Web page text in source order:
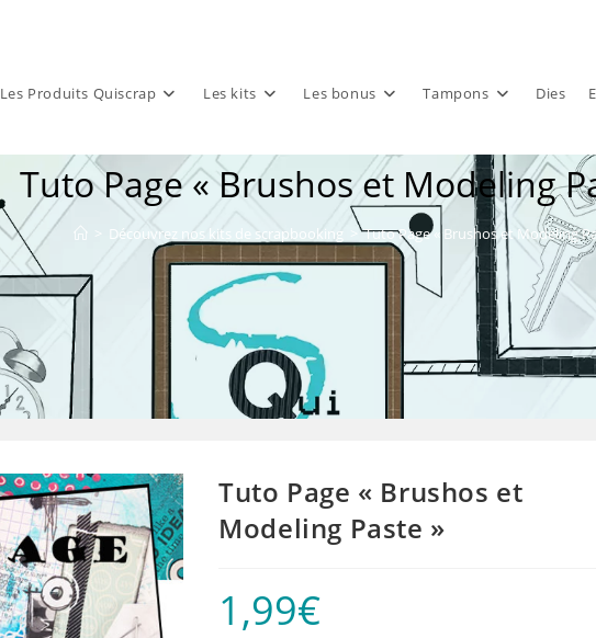
Les Produits Quiscrap Les kits Les bonus Tampons Dies
Tuto Page « Brushos et Modeling
> Découvrez nos kits de scrapbooking Tuto Page « Brushos et Modeling
Tuto Page « Brushos et
Modeling Paste »
1,99€